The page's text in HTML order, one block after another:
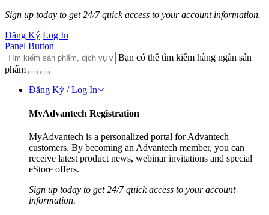
Sign up today to get 24/7 quick access to your account information.
Đăng Ký Log In
Panel Button
Bạn có thể tìm kiếm hàng ngàn sản
phẩm
Đăng Ký / Log In
MyAdvantech Registration
MyAdvantech is a personalized portal for Advantech
customers. By becoming an Advantech member, you can
receive latest product news, webinar invitations and special
eStore offers.
Sign up today to get 24/7 quick access to your account
information.